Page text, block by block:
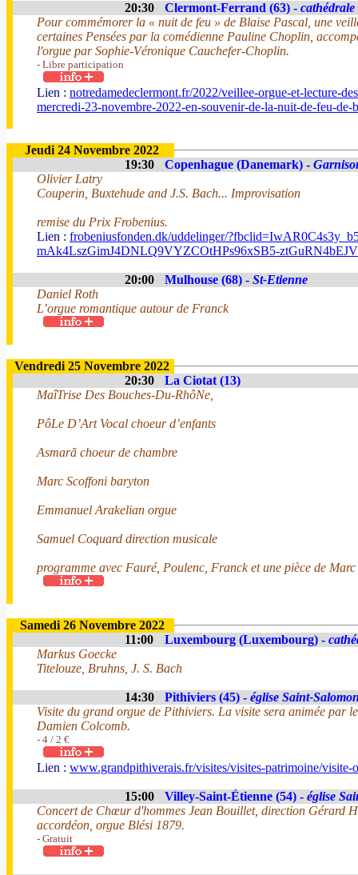
20:30 Clermont-Ferrand (63) -
Pour commémorer la « nuit de feu » de Blaise Pascal, une
certaines Pensées par la comédienne Pauline Choplin,
l'orgue par Sophie-Véronique Cauchefer-Choplin.
- Libre participation
Lien : notredamedeclermont.fr/2022/veillee-orgue-et-lecture-
mercredi-23-novembre-2022-en-souvenir-de-la-nuit-de-feu-de-
Jeudi 24 Novembre 2022
19:30
Copenhague (Danemark) -
Olivier Latry
Couperin, Buxtehude and J.S. Bach... Improvisation
remise du Prix Frobenius.
Lien : frobeniusfonden.dk/uddelinger/
mAk4LszGimJ4DNLQ9VYZCOtHPs96xSB5-
20:00 Mulhouse (68) - St-Etienne
Daniel Roth
L’orgue romantique autour de Franck
Vendredi 25 Novembre 2022
20:30
La Ciotat (13)
MaîTrise Des Bouches-Du-RhôNe,
PôLe D’Art Vocal choeur d’enfants
Asmarã choeur de chambre
Marc Scoffoni baryton
Emmanuel Arakelian orgue
Samuel Coquard direction musicale
programme avec Fauré, Poulenc, Franck et une pièce de
Samedi 26 Novembre 2022
11:00
Luxembourg (Luxembourg) -
Markus Goecke
Titelouze, Bruhns, J. S. Bach
14:30 Pithiviers (45) - église Saint-
Visite du grand orgue de Pithiviers. La visite sera animée par
Damien Colcomb.
- 4 / 2 €
Lien : www.grandpithiverais.fr/visites/visites-patrimoine/visite-
15:00 Villey-Saint-Étienne (54) - église
Concert de Chœur d'hommes Jean Bouillet, direction Gérard
accordéon, orgue Blési 1879.
- Gratuit